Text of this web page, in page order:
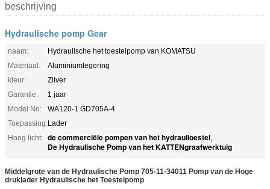
beschrijving
Hydraulische pomp Gear
naam:
Hydraulische het toestelpomp van KOMATSU
Materiaal:
Aluminiumlegering
kleur:
Zilver
Garantie:
1 jaar
Model No:
WA120-1 GD705A-4
Toepassing:Lader
Hoog licht: de commerciële pompen van het hydraulioestel,
De Hydraulische Pomp van het KATTENgraafwerktuig
Middelgrote van de Hydraulische Pomp 705-11-34011 Pomp van de Hoge
druklader Hydraulische het Toestelpomp